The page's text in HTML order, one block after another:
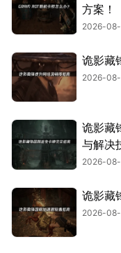
方案！
2026-
诡影藏
2026-
诡影藏
与解决
2026-
诡影藏
2026-